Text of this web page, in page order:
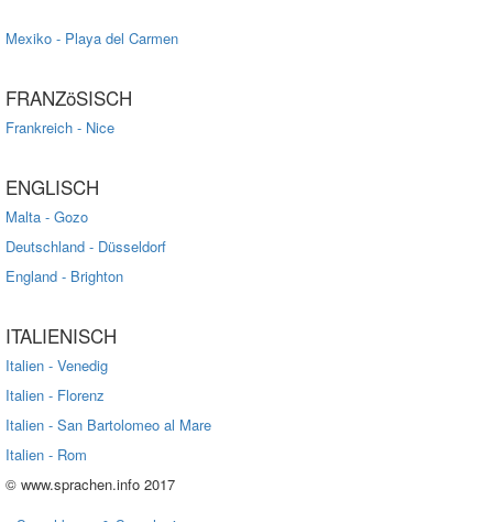
Mexiko - Playa del Carmen
FRANZöSISCH
Frankreich - Nice
ENGLISCH
Malta - Gozo
Deutschland - Düsseldorf
England - Brighton
ITALIENISCH
Italien - Venedig
Italien - Florenz
Italien - San Bartolomeo al Mare
Italien - Rom
© www.sprachen.info 2017